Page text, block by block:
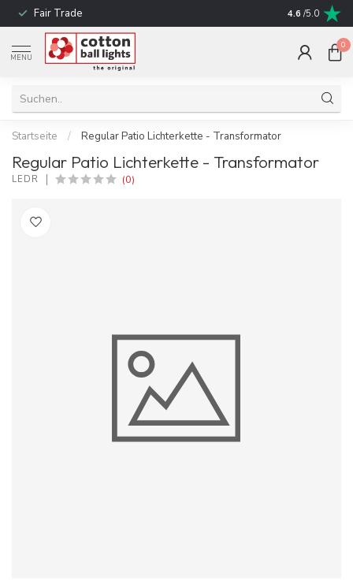
Fair Trade schnelle
4.6 /5.0
MENU
0
Startseite / Regular Patio Lichterkette - Transformator
Regular Patio Lichterkette - Transformator
LEDR (0)